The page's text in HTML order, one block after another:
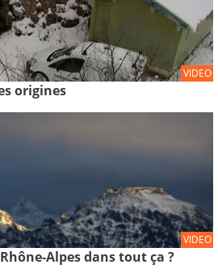
VIDEO
origines
VIDEO
Alpes dans tout ça ?